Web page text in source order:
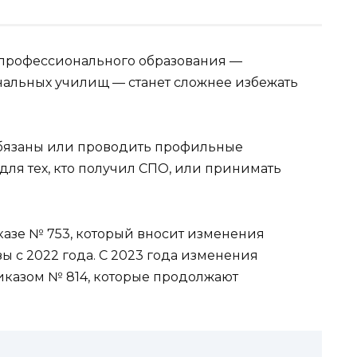
образования —
училищ — станет сложнее избежать
или проводить профильные
тех, кто получил СПО, или принимать
№ 753, который вносит изменения
с 2022 года. С 2023 года изменения
№ 814, которые продолжают